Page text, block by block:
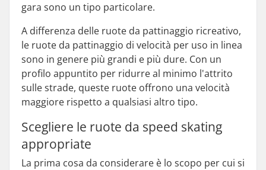
gara sono un tipo particolare.
A differenza delle ruote da pattinaggio ricreativo,
le ruote da pattinaggio di velocità per uso in linea
sono in genere più grandi e più dure. Con un
profilo appuntito per ridurre al minimo l'attrito
sulle strade, queste ruote offrono una velocità
maggiore rispetto a qualsiasi altro tipo.
Scegliere le ruote da speed skating
appropriate
La prima cosa da considerare è lo scopo per cui si